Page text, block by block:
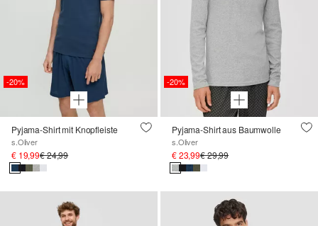
-20%
Pyjama-Shirt mit Knopfleiste
s.Oliver
€ 19,99€ 24,99
-20%
Pyjama-Shirt aus Baumwolle
s.Oliver
€ 23,99€ 29,99